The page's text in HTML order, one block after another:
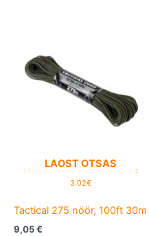
LAOST OTSAS
Maksa kolmes võrdses osas 3 x
3.02€
Tactical 275 nöör, 100ft 30m
9,05€
multiple
variants.
be
chosen
the